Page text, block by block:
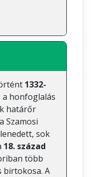
1332-
a honfoglalás
határőr
Szamosi
sok
18. század
több
birtokosa. A